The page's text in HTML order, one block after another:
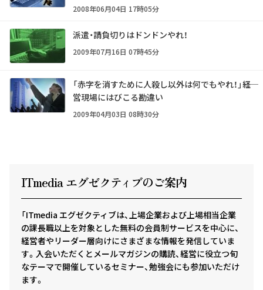
2008年06月04日 17時05分
派遣・請負切りはドンドンやれ！
2009年07月16日 07時45分
「赤字を消すために人殺し以外は何でもやれ！」――経
営現場にはびこる勘違い
2009年04月03日 08時30分
ITmedia エグゼクティ ブのご案内
「ITmedia エグゼクティブは、上場企業および上場相当企業
の課長職以上を対象とした無料の会員制サービスを中心に、
経営者やリーダー層向けにさまざまな情報を発信していま
す。入会いただくとメールマガジンの購読、経営に役立つ旬
なテーマで開催しているセミナー、勉強会にも参加いただけ
ます。